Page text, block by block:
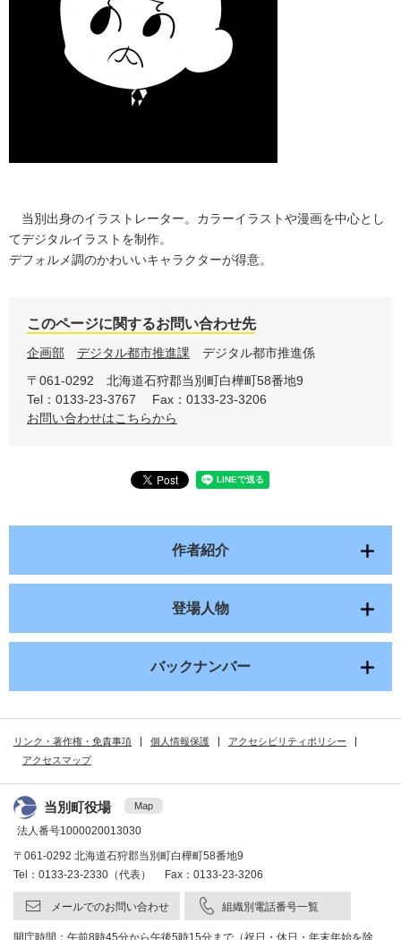
当別出身のイラストレーター。カラーイラストや漫画を中心とし
てデジタルイラストを制作。
デフォルメ調のかわいいキャラクターが得意。
このページに関するお問い合わせ先
企画部 デジタル都市推進課
デジタル都市推進係
〒061-0292
北海道石狩郡当別町白樺町58番地9
Tel：0133-23-3767
Fax：0133-23-3206
お問い合わせはこちらから
作者紹介
登場人物
バックナンバー
リンク・著作権・免責事項 個人情報保護
アクセシビリティポリシー
アクセスマップ
当別町役場 Map
法人番号1000020013030
〒061-0292 北海道石狩郡当別町白樺町58番地9
Tel：0133-23-2330（代表） Fax：0133-23-3206
メールでのお問い合わせ 組織別電話番号一覧
開庁時間：午前8時45分から午後5時15分まで（祝日・休日・年末年始を除